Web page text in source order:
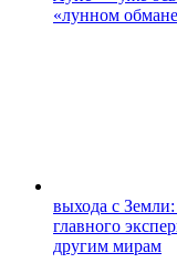
«лунном
выхода с
главного
другим мирам